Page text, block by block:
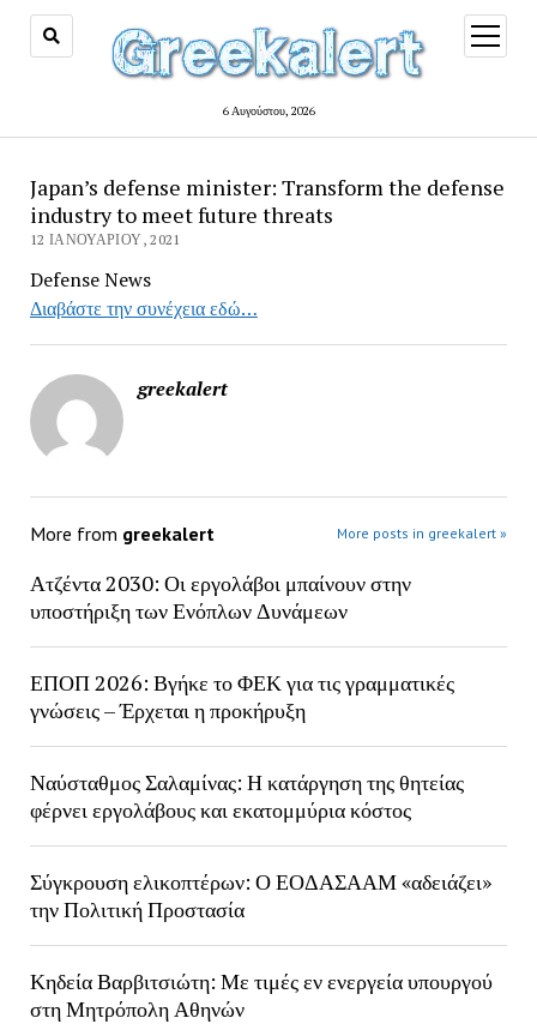
6 Αυγούστου, 2026
open
menu
Japan’s defense minister: Transform the defense
industry to meet future threats
12 ΙΑΝΟΥΑΡΊΟΥ, 2021
Defense News
Διαβάστε την συνέχεια εδώ…
greekalert
More from greekalert More posts in greekalert »
Ατζέντα 2030: Οι εργολάβοι μπαίνουν στην
υποστήριξη των Ενόπλων Δυνάμεων
ΕΠΟΠ 2026: Βγήκε το ΦΕΚ για τις γραμματικές
γνώσεις – Έρχεται η προκήρυξη
Ναύσταθμος Σαλαμίνας: Η κατάργηση της θητείας
φέρνει εργολάβους και εκατομμύρια κόστος
Σύγκρουση ελικοπτέρων: Ο ΕΟΔΑΣΑΑΜ «αδειάζει»
την Πολιτική Προστασία
Κηδεία Βαρβιτσιώτη: Με τιμές εν ενεργεία υπουργού
στη Μητρόπολη Αθηνών